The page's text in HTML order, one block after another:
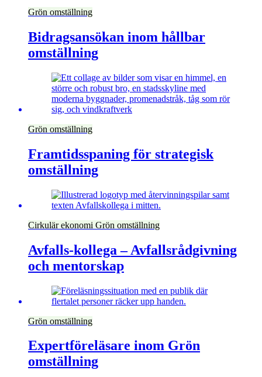
Grön omställning
Bidragsansökan inom hållbar
omställning
Grön omställning
Framtidsspaning för strategisk
omställning
Cirkulär ekonomi Grön omställning
Avfalls-kollega – Avfallsrådgivning
och mentorskap
Grön omställning
Expertföreläsare inom Grön
omställning